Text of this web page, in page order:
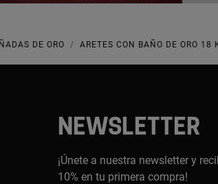
DE ORO ARETES CON BAÑO DE ORO 18
NEWSLETTER
¡Únete a nuestra newsletter y
10% en tu primera compra!